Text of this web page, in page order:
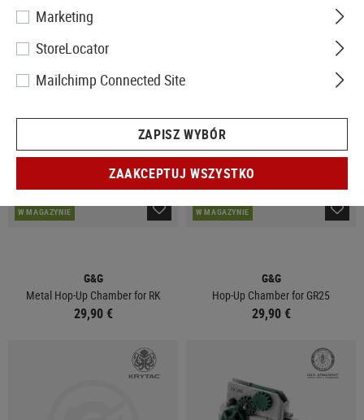
W MAGAZYNIE
G&G
Metal Hop-Up Chamber for RK
29,90 €
W MAGAZYNIE
G&G
Hop-Up Chamber for GR25
29,90 €
Marketing
StoreLocator
Mailchimp Connected Site
ZAPISZ WYBÓR
ZAAKCEPTUJ WSZYSTKO